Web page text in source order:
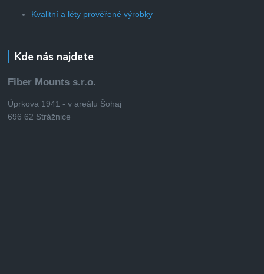
Kvalitní a léty prověřené výrobky
Kde nás najdete
Fiber Mounts s.r.o.
Úprkova 1941 - v areálu Šohaj
696 62 Strážnice